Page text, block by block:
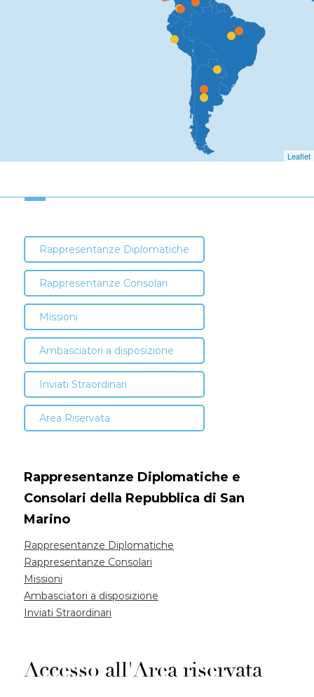
Leaflet
Rappresentanze Diplomatiche
Rappresentanze Consolari
Missioni
Ambasciatori a disposizione
Inviati Straordinari
Area Riservata
Rappresentanze Diplomatiche e
Consolari della Repubblica di San
Marino
Rappresentanze Diplomatiche
Rappresentanze Consolari
Missioni
Ambasciatori a disposizione
Inviati Straordinari
Accesso all'Area riservata